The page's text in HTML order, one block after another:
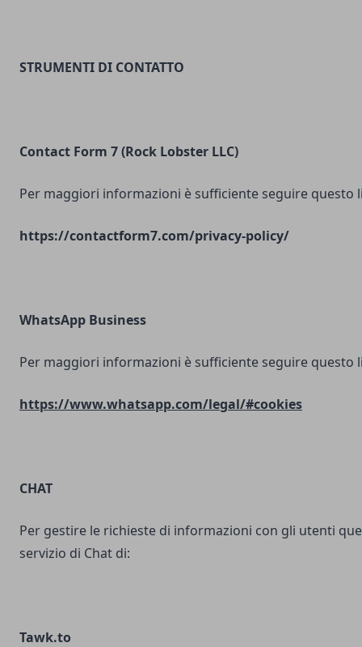
STRUMENTI DI CONTATTO
Contact Form 7 (Rock Lobster LLC)
Per maggiori informazioni è sufficiente seguire questo
https://contactform7.com/privacy-policy/
WhatsApp Business
Per maggiori informazioni è sufficiente seguire questo
https://www.whatsapp.com/legal/#cookies
CHAT
Per gestire le richieste di informazioni con gli utenti
servizio di Chat di:
Tawk.to